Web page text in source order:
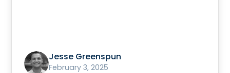
Jesse Greenspun
February 3, 2025